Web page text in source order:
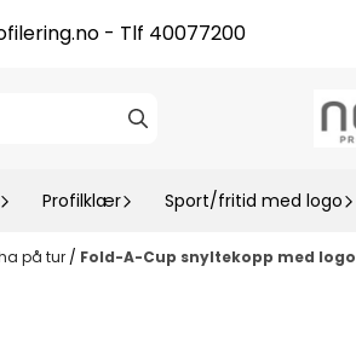
- Tlf 40077200
Profilklær Sport/fritid med logo
på tur / Fold-A-Cup snyltekopp med logo